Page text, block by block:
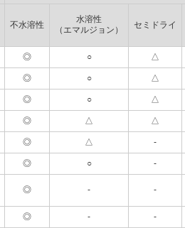
不水溶性
水溶性
（エマルジョン）
セミドライ
◎ ○ △
◎ ○ △
◎ ○ △
◎ △ △
◎ △ -
◎ ○ -
◎ - -
◎ - -